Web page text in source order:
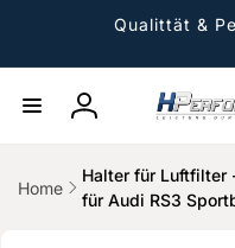
Qualittät &
Einloggen
Home
Halter für Luftfilter
für Audi RS3